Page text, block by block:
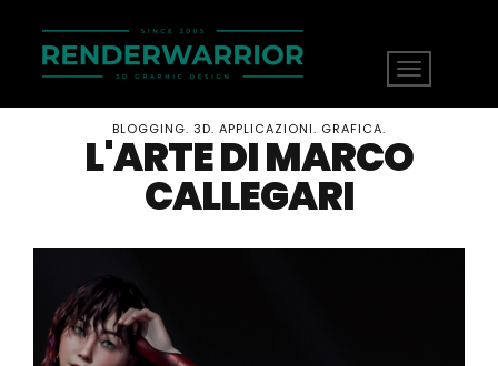
BLOGGING. 3D. APPLICAZIONI. GRAFICA.
L'ARTE DI MARCO
CALLEGARI